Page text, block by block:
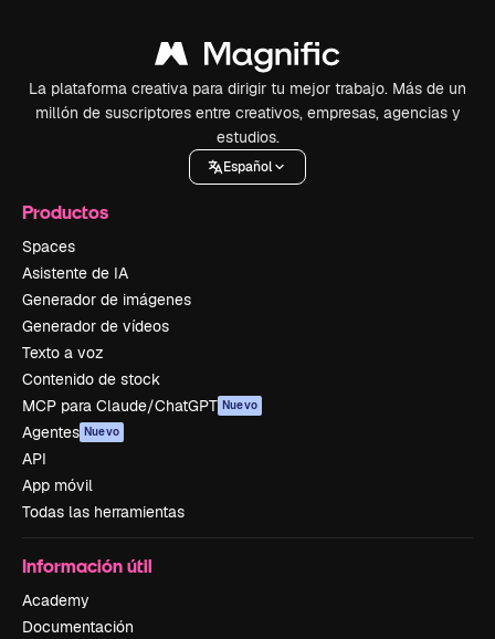
La plataforma creativa para dirigir tu mejor trabajo. Más de un
millón de suscriptores entre creativos, empresas, agencias y
estudios.
Español
Productos
Spaces
Asistente de IA
Generador de imágenes
Generador de vídeos
Texto a voz
Contenido de stock
MCP para Claude/ChatGPT Nuevo
Agentes Nuevo
API
App móvil
Todas las herramientas
Información útil
Academy
Documentación